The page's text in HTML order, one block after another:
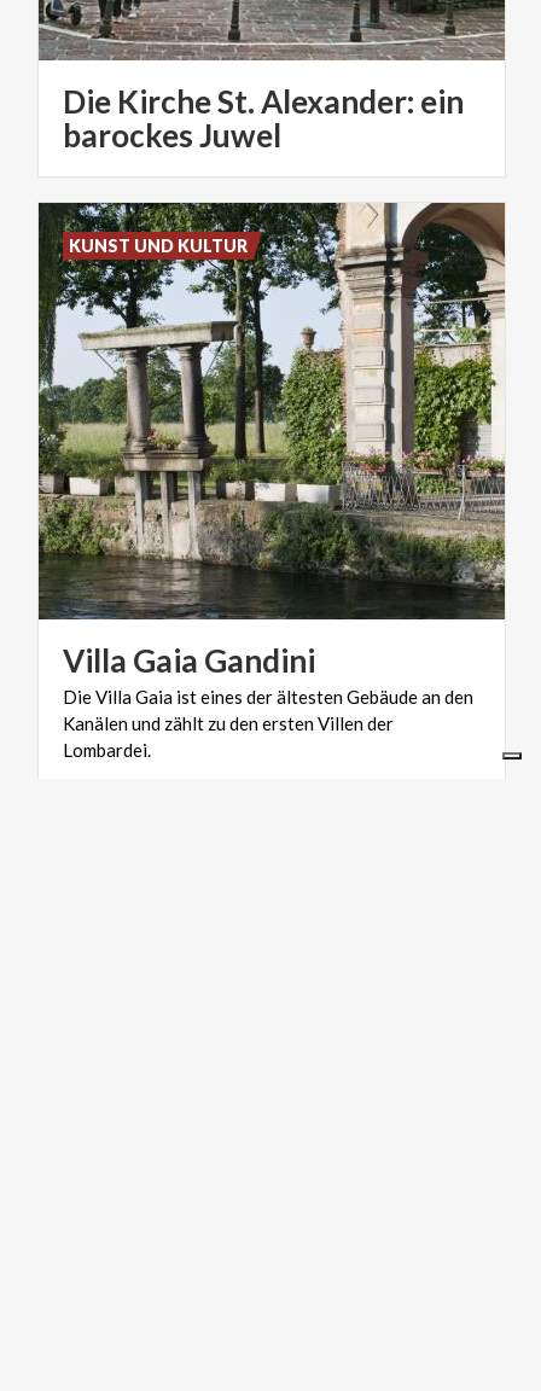
Die Kirche St. Alexander: ein
barockes Juwel
Villa Gaia Gandini
Die Villa Gaia ist eines der ältesten Gebäude an den
Kanälen und zählt zu den ersten Villen der
Lombardei.
KUNST UND KULTUR